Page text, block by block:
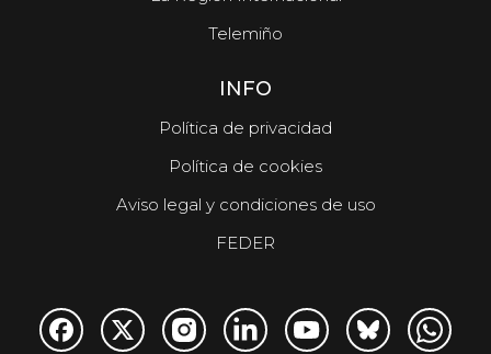
Telemiño
INFO
Política de privacidad
Política de cookies
Aviso legal y condiciones de uso
FEDER